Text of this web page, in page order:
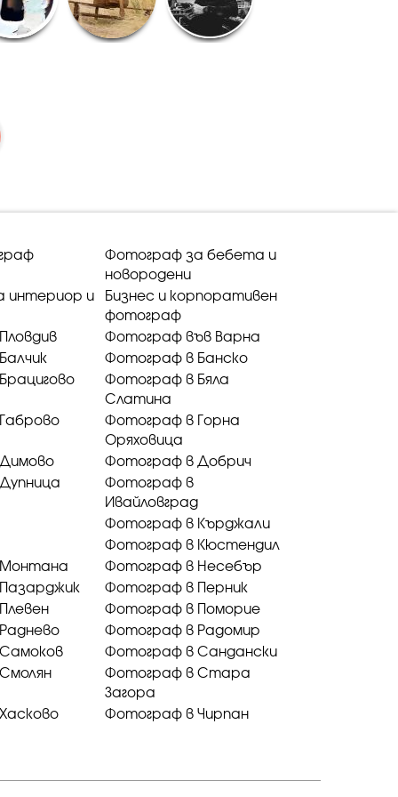
Фотограф за бебета и
новородени
интериор и
Бизнес и корпоративен
фотограф
Фотограф във Варна
Фотограф в Банско
Фотограф в Бяла
Слатина
Фотограф в Горна
Оряховица
Фотограф в Добрич
Фотограф в
Ивайловград
Фотограф в Кърджали
Фотограф в Кюстендил
Фотограф в Несебър
Фотограф в Перник
Фотограф в Поморие
Фотограф в Радомир
Фотограф в Сандански
Фотограф в Стара
Загора
Фотограф в Чирпан